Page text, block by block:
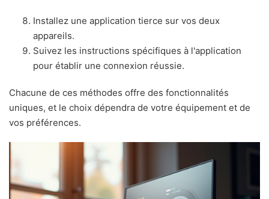
Installez une application tierce sur vos deux
appareils.
Suivez les instructions spécifiques à l'application
pour établir une connexion réussie.
Chacune de ces méthodes offre des fonctionnalités
uniques, et le choix dépendra de votre équipement et de
vos préférences.